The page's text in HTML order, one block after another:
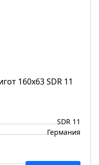
160х63 SDR 11
SDR 11
Германия